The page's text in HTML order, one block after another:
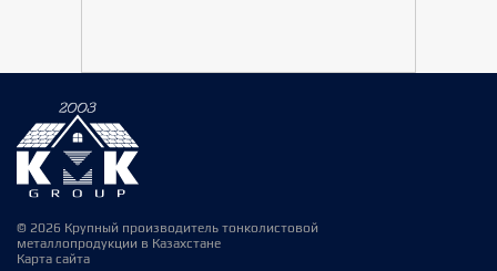
© 2026 Крупный производитель тонколистовой
металлопродукции в Казахстане
Карта сайта